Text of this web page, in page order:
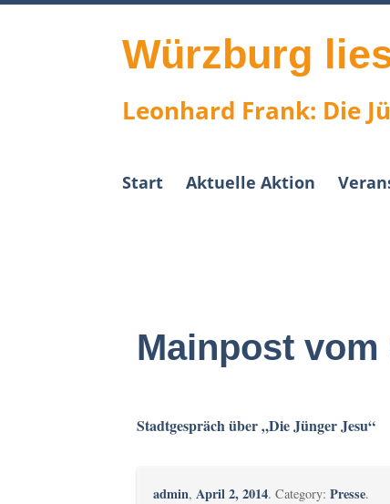
Skip
Würzburg
Leonhard Frank: Die
Start Aktuelle Aktion
Mainpost vom
Stadtgespräch über „Die Jünger Jesu“
admin, April 2, 2014. Category:Presse.